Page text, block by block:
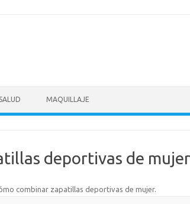
SALUD MAQUILLAJE
deportivas de mujer
combinar zapatillas deportivas de mujer.